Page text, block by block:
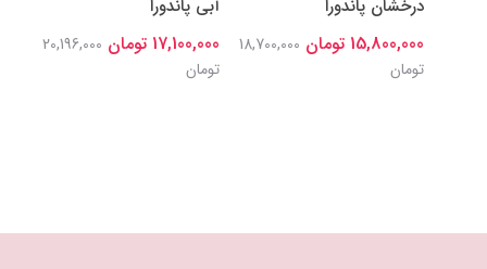
درخشان پاندورا
15,800,000 تومان
18,700,000
آبی پاندورا
17,100,000 تومان
20,196,000